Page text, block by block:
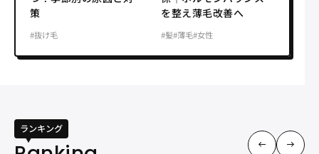
策
#抜け毛
を整え薄毛改善へ
#髪#薄毛#女性
ランキング